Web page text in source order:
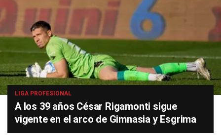
LIGA PROFESIONAL
A los 39 años César Rigamonti sigue
vigente en el arco de Gimnasia y Esgrima